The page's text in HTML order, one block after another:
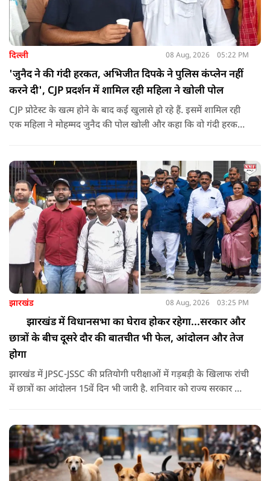
दिल्ली 08 Aug, 2026 05:22 PM
'जुनैद ने की गंदी हरकत, अभिजीत दिपके ने पुलिस कंप्लेन नहीं
करने दी', CJP प्रदर्शन में शामिल रही महिला ने खोली पोल
CJP प्रोटेस्ट के खत्म होने के बाद कई खुलासे हो रहे हैं. इसमें शामिल रही
एक महिला ने मोहम्मद जुनैद की पोल खोली और कहा कि वो गंदी हरकतें
दिया.
झारखंड 08 Aug, 2026 03:25 PM
झारखंड में विधानसभा का घेराव होकर रहेगा...सरकार और
छात्रों के बीच दूसरे दौर की बातचीत भी फेल, आंदोलन और तेज
होगा
झारखंड में JPSC-JSSC की प्रतियोगी परीक्षाओं में गड़बड़ी के खिलाफ रांची
में छात्रों का आंदोलन 15वें दिन भी जारी है. शनिवार को राज्य सरकार और